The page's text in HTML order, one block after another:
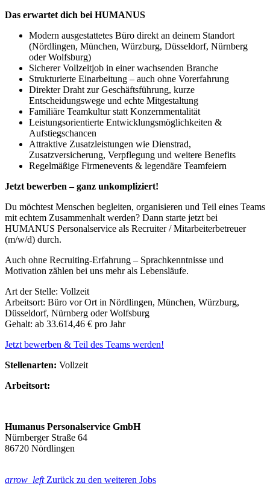
Das erwartet dich bei HUMANUS
Modern ausgestattetes Büro direkt an deinem Standort
(Nördlingen, München, Würzburg, Düsseldorf, Nürnberg
oder Wolfsburg)
Sicherer Vollzeitjob in einer wachsenden Branche
Strukturierte Einarbeitung – auch ohne Vorerfahrung
Direkter Draht zur Geschäftsführung, kurze
Entscheidungswege und echte Mitgestaltung
Familiäre Teamkultur statt Konzernmentalität
Leistungsorientierte Entwicklungsmöglichkeiten &
Aufstiegschancen
Attraktive Zusatzleistungen wie Dienstrad,
Zusatzversicherung, Verpflegung und weitere Benefits
Regelmäßige Firmenevents & legendäre Teamfeiern
Jetzt bewerben – ganz unkompliziert!
Du möchtest Menschen begleiten, organisieren und Teil eines Teams
mit echtem Zusammenhalt werden? Dann starte jetzt bei
HUMANUS Personalservice als Recruiter / Mitarbeiterbetreuer
(m/w/d) durch.
Auch ohne Recruiting-Erfahrung – Sprachkenntnisse und
Motivation zählen bei uns mehr als Lebensläufe.
Art der Stelle: Vollzeit
Arbeitsort: Büro vor Ort in Nördlingen, München, Würzburg,
Düsseldorf, Nürnberg oder Wolfsburg
Gehalt: ab 33.614,46 € pro Jahr
Jetzt bewerben & Teil des Teams werden!
Stellenarten: Vollzeit
Arbeitsort:
Humanus Personalservice GmbH
Nürnberger Straße 64
86720 Nördlingen
arrow_leftZurück zu den weiteren Jobs